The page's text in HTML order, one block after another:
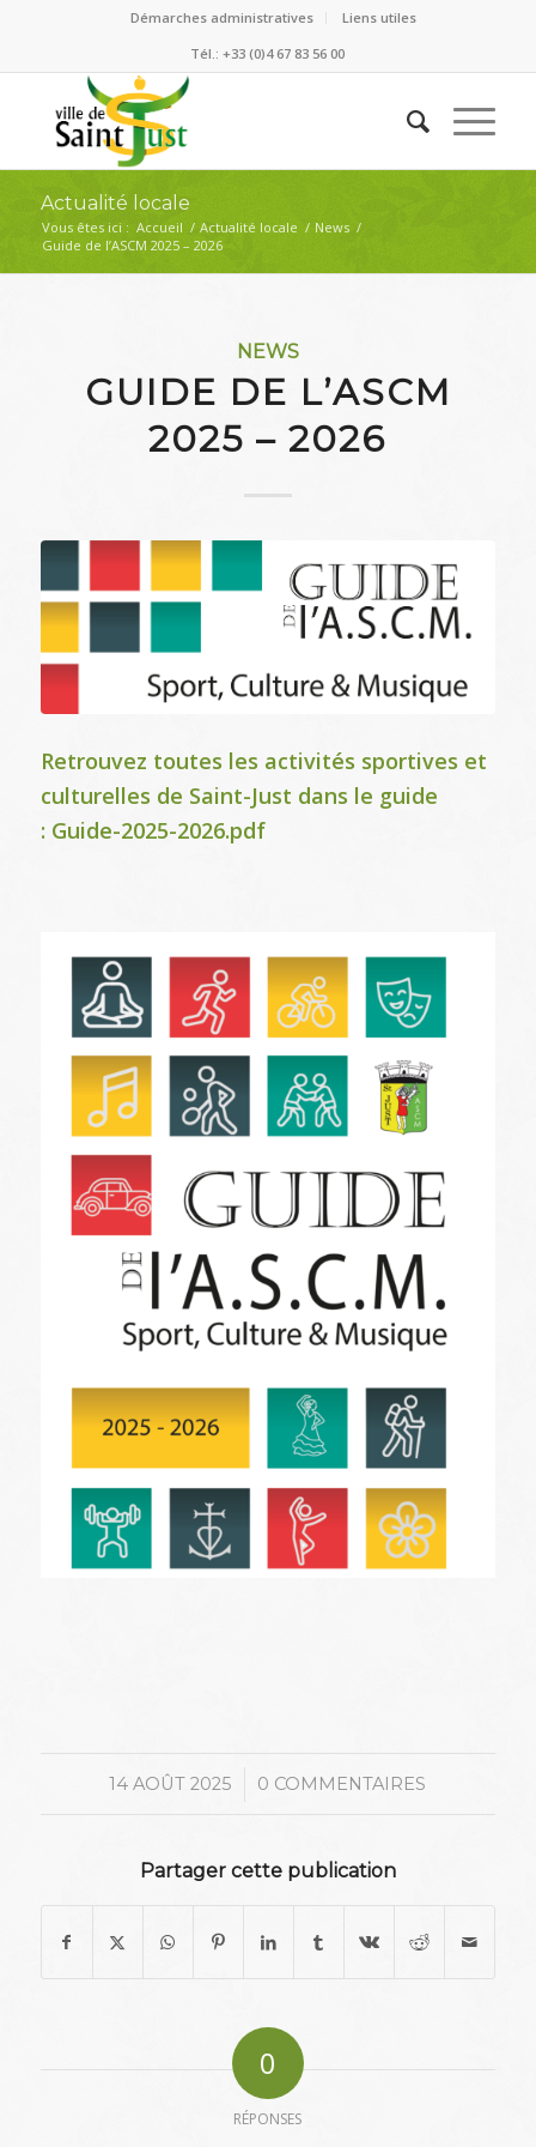
Démarches administratives
Liens utiles
Tél.: +33 (0)4 67 83 56 00
Actualité locale
Vous êtes ici : Accueil / Actualité locale / News /
Guide de l’ASCM 2025 – 2026
NEWS
GUIDE DE L’ASCM
2025 – 2026
Retrouvez toutes les activités sportives et
culturelles de Saint-Just dans le guide
: Guide-2025-2026.pdf
14 AOÛT 2025
/ 0 COMMENTAIRES
Partager cette publication
0
RÉPONSES